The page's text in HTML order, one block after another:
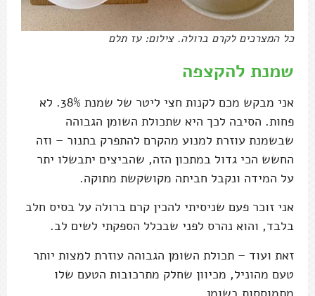
כל המצרכים לקרם ברולה. צילום: עז תלם
שמנת להקצפה
אני מבקש מכם לקנות חצי ליטר של שמנת 38%. לא
פחות. הסיבה לכך היא שתכולת השומן הגבוהה
שבשמנת עוזרת למנוע מהקרם להתפרק בתנור – וזה
החשש הכי גדול במתכון הזה, שהביצים יתבשלו יתר
על המידה ונקבל חביתה מקושקשת מתוקה.
אני זוכר פעם שניסיתי להכין קרם ברולה על בסיס חלב
בלבד, והוא נהרס לפני שבכלל הספקתי לשים לב.
זאת ועוד – תכולת השומן הגבוהה עוזרת למצות יותר
טעם מהוניל, מכיוון שחלק מתרכובות הטעם שלו